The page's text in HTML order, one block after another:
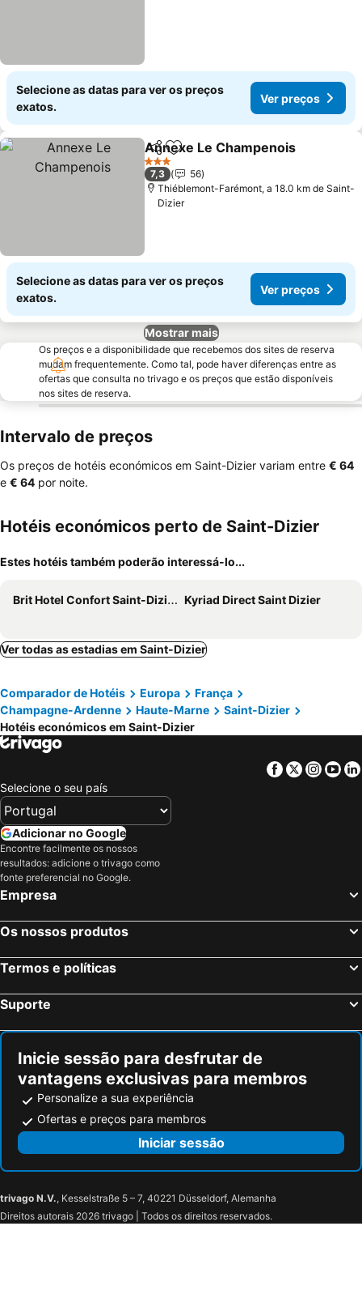
Selecione as datas para ver os preços
exatos.
Ver preços
PartilharAdicionar aos favoritos
Annexe Le Champenois
3 Estrelas
7,3
56
Thiéblemont-Farémont, a 18.0 km de Saint-
Dizier
Selecione as datas para ver os preços
exatos.
Ver preços
Mostrar mais
Os preços e a disponibilidade que recebemos dos sites de reserva
mudam frequentemente. Como tal, pode haver diferenças entre as
ofertas que consulta no trivago e os preços que estão disponíveis
nos sites de reserva.
Intervalo de preços
Os preços de hotéis económicos em Saint-Dizier variam entre ‎€ 64
e ‎€ 64 por noite.
Hotéis económicos perto de Saint-Dizier
Estes hotéis também poderão interessá-lo...
Brit Hotel Confort Saint-Dizier Kyriad Direct Saint Dizier
Ver todas as estadias em Saint-Dizier
Comparador de Hotéis Europa
França
Champagne-Ardenne
Haute-Marne
Saint-Dizier
Hotéis económicos em Saint-Dizier
Facebook
Twitter
Selecione o seu país
Adicionar no Google
Encontre facilmente os nossos
resultados: adicione o trivago como
fonte preferencial no Google.
Empresa
Os nossos produtos
Termos e políticas
Suporte
Inicie sessão para desfrutar de
vantagens exclusivas para membros
Personalize a sua experiência
Ofertas e preços para membros
Iniciar sessão
trivago N.V., Kesselstraße 5 – 7, 40221 Düsseldorf, Alemanha
Direitos autorais 2026 trivago | Todos os direitos reservados.